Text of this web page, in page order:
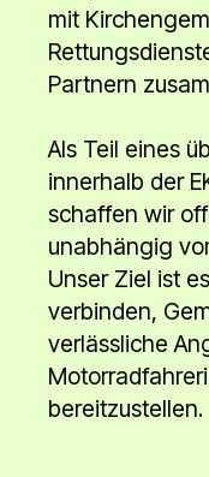
mit
Partnern
Als Teil eines
innerhalb der
schaffen wir
unabhängig
Unser Ziel ist
verbinden,
verlässliche
bereitzustellen.